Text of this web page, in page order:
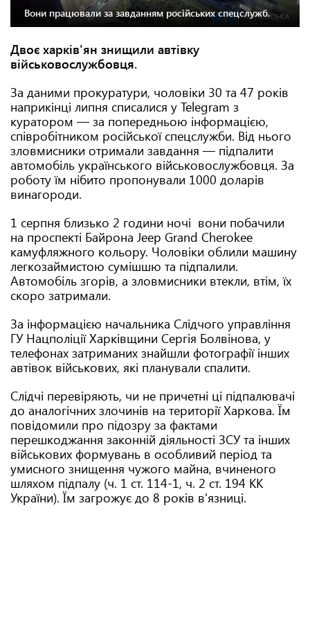
Вони працювали за завданням російських спецслужб.
Двоє харків'ян знищили автівку
військовослужбовця.
За даними прокуратури, чоловіки 30 та 47 років
наприкінці липня списалися у Telegram з
куратором — за попередньою інформацією,
співробітником російської спецслужби. Від нього
зловмисники отримали завдання — підпалити
автомобіль українського військовослужбовця. За
роботу їм нібито пропонували 1000 доларів
винагороди.
1 серпня близько 2 години ночі вони побачили
на проспекті Байрона Jeep Grand Cherokee
камуфляжного кольору. Чоловіки облили машину
легкозаймистою сумішшю та підпалили.
Автомобіль згорів, а зловмисники втекли, втім, їх
скоро затримали.
За інформацією начальника Слідчого управління
ГУ Нацполіції Харківщини Сергія Болвінова, у
телефонах затриманих знайшли фотографії інших
автівок військових, які планували спалити.
Слідчі перевіряють, чи не причетні ці підпалювачі
до аналогічних злочинів на території Харкова. Їм
повідомили про підозру за фактами
перешкоджання законній діяльності ЗСУ та інших
військових формувань в особливий період та
умисного знищення чужого майна, вчиненого
шляхом підпалу (ч. 1 ст. 114-1, ч. 2 ст. 194 КК
України). Їм загрожує до 8 років в'язниці.